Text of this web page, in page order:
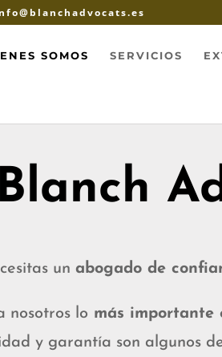
SOMOS SERVICIOS
Blanch
un abogado de
nosotros lo más importante
y garantía son algunos